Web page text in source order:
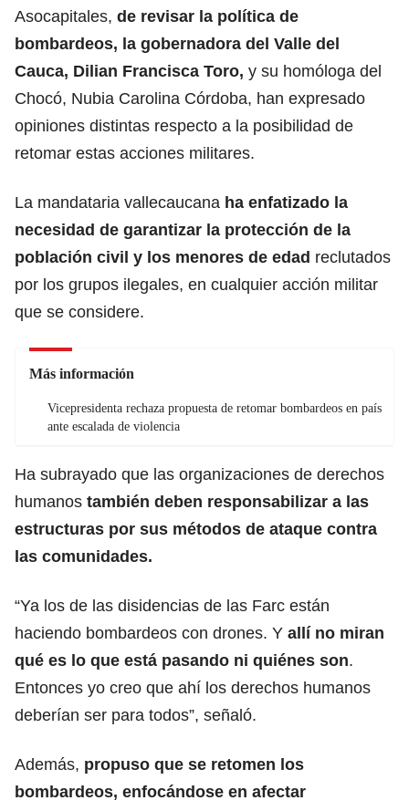
Asocapitales, de revisar la política de
bombardeos, la gobernadora del Valle del
Cauca, Dilian Francisca Toro, y su homóloga del
Chocó, Nubia Carolina Córdoba, han expresado
opiniones distintas respecto a la posibilidad de
retomar estas acciones militares.
La mandataria vallecaucana ha enfatizado la
necesidad de garantizar la protección de la
población civil y los menores de edad reclutados
por los grupos ilegales, en cualquier acción militar
que se considere.
Más información
Vicepresidenta rechaza propuesta de retomar bombardeos en país
ante escalada de violencia
Ha subrayado que las organizaciones de derechos
humanos también deben responsabilizar a las
estructuras por sus métodos de ataque contra
las comunidades.
“Ya los de las disidencias de las Farc están
haciendo bombardeos con drones. Y allí no miran
qué es lo que está pasando ni quiénes son.
Entonces yo creo que ahí los derechos humanos
deberían ser para todos”, señaló.
Además, propuso que se retomen los
bombardeos, enfocándose en afectar